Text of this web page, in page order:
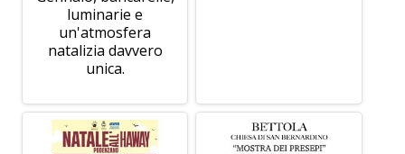
luminarie e
un'atmosfera
natalizia davvero
unica.